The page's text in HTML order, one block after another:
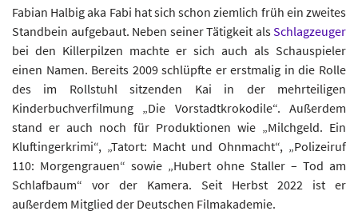
Fabian Halbig aka Fabi hat sich schon ziemlich früh ein zweites
Standbein aufgebaut. Neben seiner Tätigkeit alsSchlagzeuger
bei den Killerpilzen machte er sich auch als Schauspieler
einen Namen. Bereits 2009 schlüpfte er erstmalig in die Rolle
des im Rollstuhl sitzenden Kai in der mehrteiligen
Kinderbuchverfilmung „Die Vorstadtkrokodile“. Außerdem
stand er auch noch für Produktionen wie „Milchgeld. Ein
Kluftingerkrimi“, „Tatort: Macht und Ohnmacht“, „Polizeiruf
110: Morgengrauen“ sowie „Hubert ohne Staller – Tod am
Schlafbaum“ vor der Kamera. Seit Herbst 2022 ist er
außerdem Mitglied der Deutschen Filmakademie.